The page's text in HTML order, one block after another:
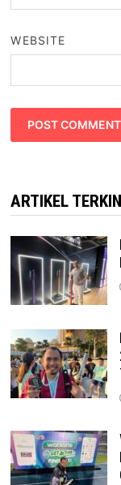
WEBSITE
ARTIKEL TERKINI